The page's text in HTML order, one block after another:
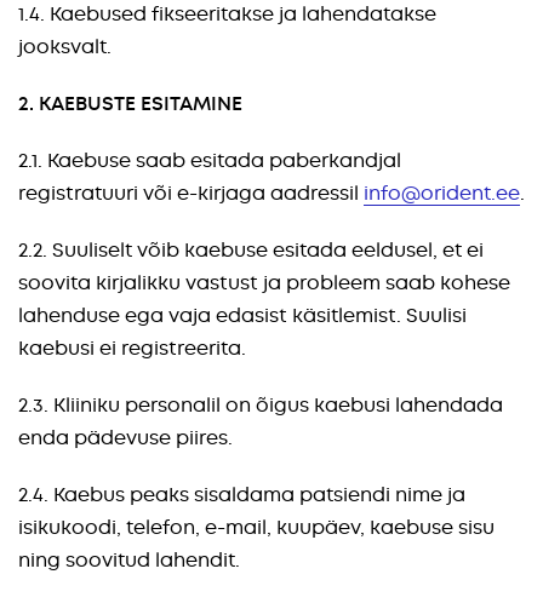
1.4. Kaebused fikseeritakse ja lahendatakse
jooksvalt.
2. KAEBUSTE ESITAMINE
2.1. Kaebuse saab esitada paberkandjal
registratuuri või e-kirjaga aadressil info@orident.ee.
2.2. Suuliselt võib kaebuse esitada eeldusel, et ei
soovita kirjalikku vastust ja probleem saab kohese
lahenduse ega vaja edasist käsitlemist. Suulisi
kaebusi ei registreerita.
2.3. Kliiniku personalil on õigus kaebusi lahendada
enda pädevuse piires.
2.4. Kaebus peaks sisaldama patsiendi nime ja
isikukoodi, telefon, e-mail, kuupäev, kaebuse sisu
ning soovitud lahendit.